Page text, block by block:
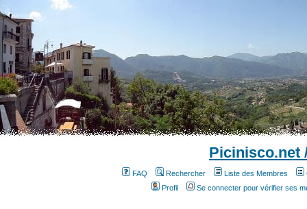
Picinisco.net
FAQ Rechercher Liste des Membres
Profil
Se connecter pour vérifier ses